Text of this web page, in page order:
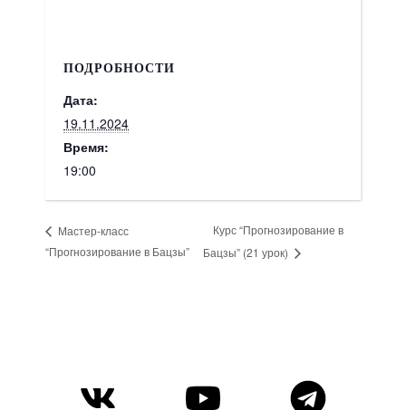
ПОДРОБНОСТИ
Дата:
19.11.2024
Время:
19:00
Мастер-класс
“Прогнозирование в Бацзы”
Курс “Прогнозирование в
Бацзы” (21 урок)